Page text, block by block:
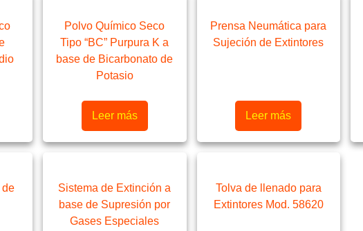
Polvo Químico Seco
Tipo “BC” Purpura K a
base de Bicarbonato de
Potasio
Leer más
Prensa Neumática para
Sujeción de Extintores
Leer más
de
Sistema de Extinción a
base de Supresión por
Gases Especiales
Tolva de llenado para
Extintores Mod. 58620